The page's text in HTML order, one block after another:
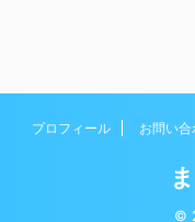
プロフィール お問い合
©